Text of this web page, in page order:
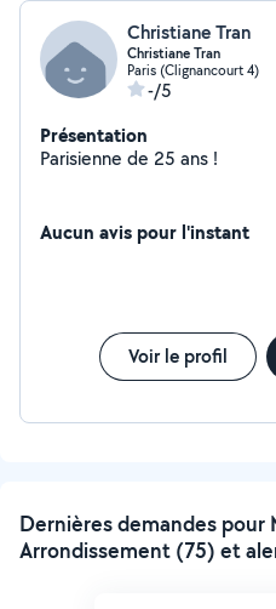
Christiane Tran
Christiane Tran
Paris (Clignancourt 4)
-/5
Présentation
Parisienne de 25 ans !
Aucun avis pour l'instant
Voir le profil
Dernières demandes pour
Arrondissement (75) et